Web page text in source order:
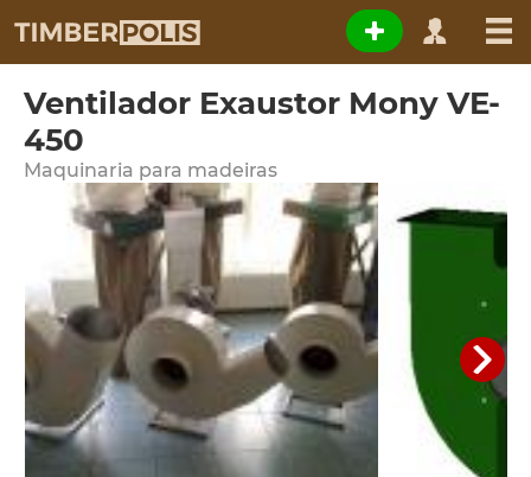
Ventilador Exaustor Mony VE-
450
Maquinaria para madeiras